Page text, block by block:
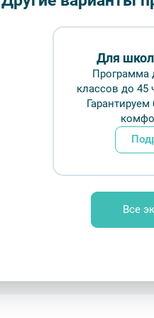
Для
Программа
классов до 45
Все